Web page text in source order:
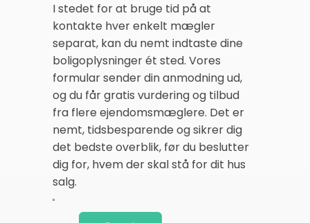
I stedet for at bruge tid på at
kontakte hver enkelt mægler
separat, kan du nemt indtaste dine
boligoplysninger ét sted. Vores
formular sender din anmodning ud,
og du får gratis vurdering og tilbud
fra flere ejendomsmæglere. Det er
nemt, tidsbesparende og sikrer dig
det bedste overblik, før du beslutter
dig for, hvem der skal stå for dit hus
salg.